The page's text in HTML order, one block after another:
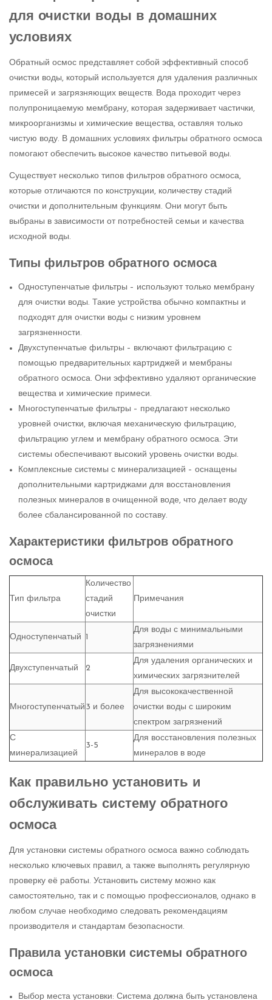
для очистки воды в домашних
условиях
Обратный осмос представляет собой эффективный способ
очистки воды, который используется для удаления различных
примесей и загрязняющих веществ. Вода проходит через
полупроницаемую мембрану, которая задерживает частички,
микроорганизмы и химические вещества, оставляя только
чистую воду. В домашних условиях фильтры обратного осмоса
помогают обеспечить высокое качество питьевой воды.
Существует несколько типов фильтров обратного осмоса,
которые отличаются по конструкции, количеству стадий
очистки и дополнительным функциям. Они могут быть
выбраны в зависимости от потребностей семьи и качества
исходной воды.
Типы фильтров обратного осмоса
Одноступенчатые фильтры – используют только мембрану
для очистки воды. Такие устройства обычно компактны и
подходят для очистки воды с низким уровнем
загрязненности.
Двухступенчатые фильтры – включают фильтрацию с
помощью предварительных картриджей и мембраны
обратного осмоса. Они эффективно удаляют органические
вещества и химические примеси.
Многоступенчатые фильтры – предлагают несколько
уровней очистки, включая механическую фильтрацию,
фильтрацию углем и мембрану обратного осмоса. Эти
системы обеспечивают высокий уровень очистки воды.
Комплексные системы с минерализацией – оснащены
дополнительными картриджами для восстановления
полезных минералов в очищенной воде, что делает воду
более сбалансированной по составу.
Характеристики фильтров обратного
осмоса
Тип фильтра
Количество
стадий
очистки
Примечания
Одноступенчатый 1
Для воды с минимальными
загрязнениями
Двухступенчатый 2
Для удаления органических и
химических загрязнителей
Многоступенчатый 3 и более
Для высококачественной
очистки воды с широким
спектром загрязнений
С
минерализацией
3-5
Для восстановления полезных
минералов в воде
Как правильно установить и
обслуживать систему обратного
осмоса
Для установки системы обратного осмоса важно соблюдать
несколько ключевых правил, а также выполнять регулярную
проверку её работы. Установить систему можно как
самостоятельно, так и с помощью профессионалов, однако в
любом случае необходимо следовать рекомендациям
производителя и стандартам безопасности.
Правила установки системы обратного
осмоса
Выбор места установки: Система должна быть установлена